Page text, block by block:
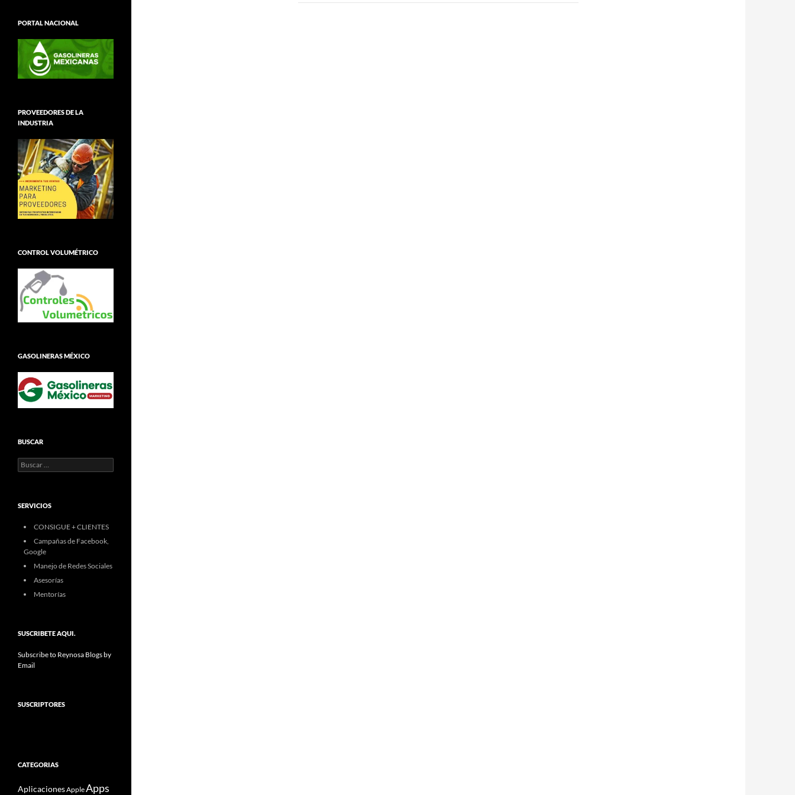
PORTAL NACIONAL
PROVEEDORES DE LA
INDUSTRIA
CONTROL VOLUMÉTRICO
GASOLINERAS MÉXICO
BUSCAR
Buscar:
SERVICIOS
CONSIGUE + CLIENTES
Campañas de Facebook,
Google
Manejo de Redes Sociales
Asesorías
Mentorías
SUSCRIBETE AQUI.
Subscribe to Reynosa Blogs by
Email
SUSCRIPTORES
CATEGORIAS
Aplicaciones AppleApps